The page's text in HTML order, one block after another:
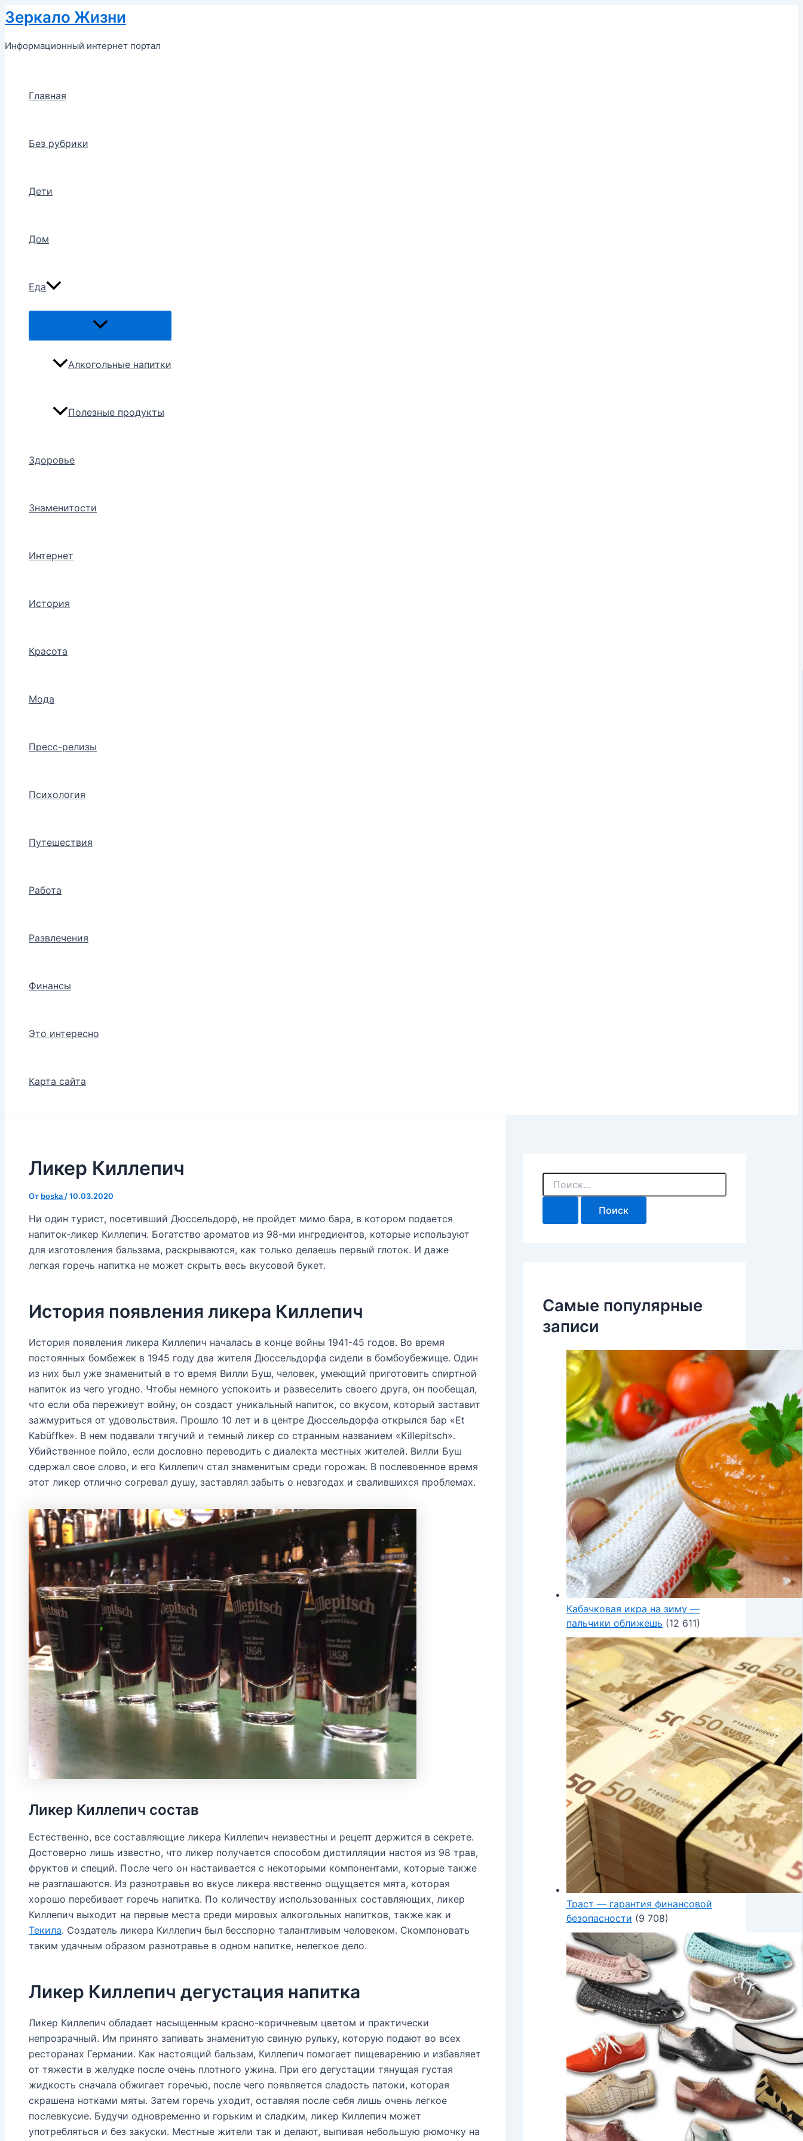
Перейти
к
содержимому
Зеркало Жизни
Информационный интернет портал
Главная
Без рубрики
Дети
Дом
Еда
Переключатель
Алкогольные напитки
Полезные продукты
Здоровье
Знаменитости
Интернет
История
Красота
Мода
Пресс-релизы
Психология
Путешествия
Работа
Развлечения
Финансы
Это интересно
Карта сайта
Ликер Киллепич
От boska /10.03.2020
Ни один турист, посетивший Дюссельдорф, не пройдет мимо бара, в котором подается
напиток-ликер Киллепич. Богатство ароматов из 98-ми ингредиентов, которые используют
для изготовления бальзама, раскрываются, как только делаешь первый глоток. И даже
легкая горечь напитка не может скрыть весь вкусовой букет.
История появления ликера Киллепич
История появления ликера Киллепич началась в конце войны 1941-45 годов. Во время
постоянных бомбежек в 1945 году два жителя Дюссельдорфа сидели в бомбоубежище. Один
из них был уже знаменитый в то время Вилли Буш, человек, умеющий приготовить спиртной
напиток из чего угодно. Чтобы немного успокоить и развеселить своего друга, он пообещал,
что если оба переживут войну, он создаст уникальный напиток, со вкусом, который заставит
зажмуриться от удовольствия. Прошло 10 лет и в центре Дюссельдорфа открылся бар «Et
Kabüffke». В нем подавали тягучий и темный ликер со странным названием «Killepitsch».
Убийственное пойло, если дословно переводить с диалекта местных жителей. Вилли Буш
сдержал свое слово, и его Киллепич стал знаменитым среди горожан. В послевоенное время
этот ликер отлично согревал душу, заставлял забыть о невзгодах и свалившихся проблемах.
Ликер Киллепич состав
Естественно, все составляющие ликера Киллепич неизвестны и рецепт держится в секрете.
Достоверно лишь известно, что ликер получается способом дистилляции настоя из 98 трав,
фруктов и специй. После чего он настаивается с некоторыми компонентами, которые также
не разглашаются. Из разнотравья во вкусе ликера явственно ощущается мята, которая
хорошо перебивает горечь напитка. По количеству использованных составляющих, ликер
Киллепич выходит на первые места среди мировых алкогольных напитков, также как и
Текила. Создатель ликера Киллепич был бесспорно талантливым человеком. Скомпоновать
таким удачным образом разнотравье в одном напитке, нелегкое дело.
Ликер Киллепич дегустация напитка
Ликер Киллепич обладает насыщенным красно-коричневым цветом и практически
непрозрачный. Им принято запивать знаменитую свиную рульку, которую подают во всех
ресторанах Германии. Как настоящий бальзам, Киллепич помогает пищеварению и избавляет
от тяжести в желудке после очень плотного ужина. При его дегустации тянущая густая
жидкость сначала обжигает горечью, после чего появляется сладость патоки, которая
скрашена нотками мяты. Затем горечь уходит, оставляя после себя лишь очень легкое
послевкусие. Будучи одновременно и горьким и сладким, ликер Киллепич может
употребляться и без закуски. Местные жители так и делают, выпивая небольшую рюмочку на
П
и
к
Самые популярные
записи
Кабачковая икра на зиму —
пальчики оближешь (12 611)
Траст — гарантия финансовой
безопасности (9 708)